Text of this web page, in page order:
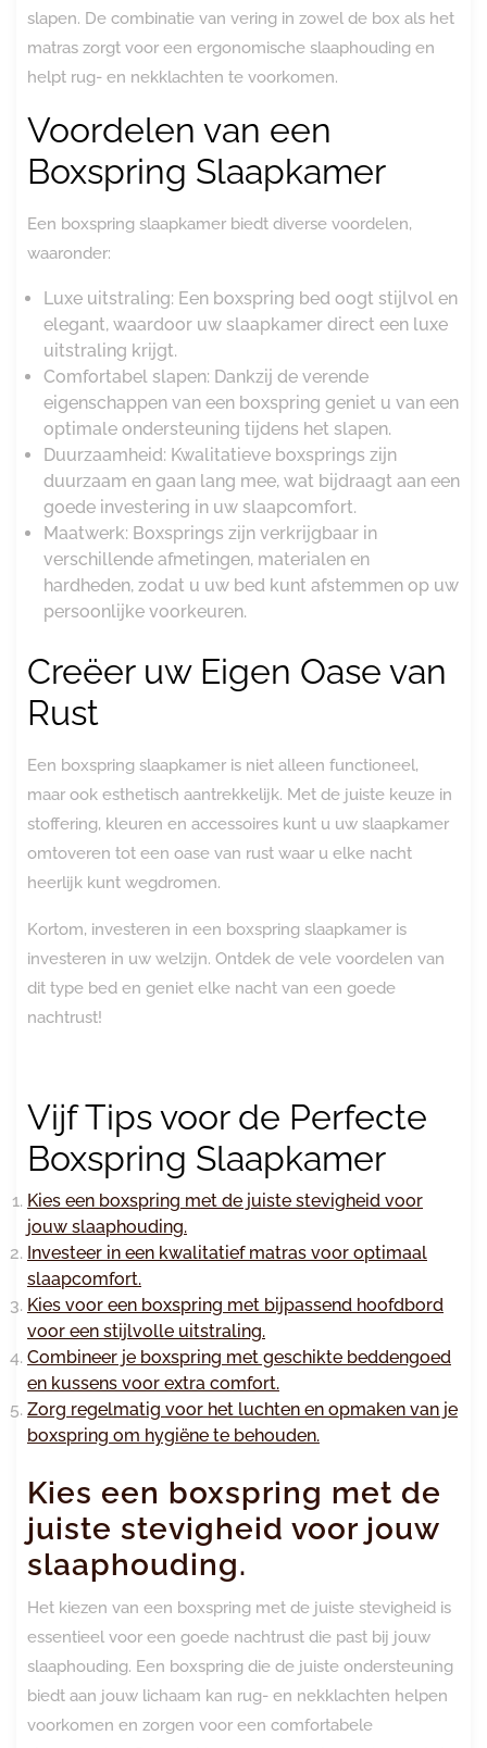
slapen. De combinatie van vering in zowel de box als het
matras zorgt voor een ergonomische slaaphouding en
helpt rug- en nekklachten te voorkomen.
Voordelen van een
Boxspring Slaapkamer
Een boxspring slaapkamer biedt diverse voordelen,
waaronder:
Luxe uitstraling: Een boxspring bed oogt stijlvol en
elegant, waardoor uw slaapkamer direct een luxe
uitstraling krijgt.
Comfortabel slapen: Dankzij de verende
eigenschappen van een boxspring geniet u van een
optimale ondersteuning tijdens het slapen.
Duurzaamheid: Kwalitatieve boxsprings zijn
duurzaam en gaan lang mee, wat bijdraagt aan een
goede investering in uw slaapcomfort.
Maatwerk: Boxsprings zijn verkrijgbaar in
verschillende afmetingen, materialen en
hardheden, zodat u uw bed kunt afstemmen op uw
persoonlijke voorkeuren.
Creëer uw Eigen Oase van
Rust
Een boxspring slaapkamer is niet alleen functioneel,
maar ook esthetisch aantrekkelijk. Met de juiste keuze in
stoffering, kleuren en accessoires kunt u uw slaapkamer
omtoveren tot een oase van rust waar u elke nacht
heerlijk kunt wegdromen.
Kortom, investeren in een boxspring slaapkamer is
investeren in uw welzijn. Ontdek de vele voordelen van
dit type bed en geniet elke nacht van een goede
nachtrust!
Vijf Tips voor de Perfecte
Boxspring Slaapkamer
Kies een boxspring met de juiste stevigheid voor
jouw slaaphouding.
Investeer in een kwalitatief matras voor optimaal
slaapcomfort.
Kies voor een boxspring met bijpassend hoofdbord
voor een stijlvolle uitstraling.
Combineer je boxspring met geschikte beddengoed
en kussens voor extra comfort.
Zorg regelmatig voor het luchten en opmaken van je
boxspring om hygiëne te behouden.
Kies een boxspring met de
juiste stevigheid voor jouw
slaaphouding.
Het kiezen van een boxspring met de juiste stevigheid is
essentieel voor een goede nachtrust die past bij jouw
slaaphouding. Een boxspring die de juiste ondersteuning
biedt aan jouw lichaam kan rug- en nekklachten helpen
voorkomen en zorgen voor een comfortabele